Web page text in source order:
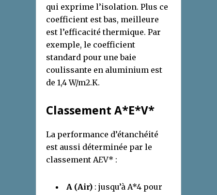
qui exprime l’isolation. Plus ce
coefficient est bas, meilleure
est l’efficacité thermique. Par
exemple, le coefficient
standard pour une baie
coulissante en aluminium est
de 1,4 W/m2.K.
Classement A*E*V*
La performance d’étanchéité
est aussi déterminée par le
classement AEV* :
A (Air) : jusqu’à A*4 pour